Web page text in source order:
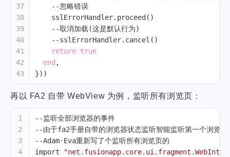
37
38
39
40
41
42
43
--忽略错误
    sslErrorHandler.proceed()
--取消加载(这是默认行为)
--sslErrorHandler.cancel()
return true
end ,
}))
再以 FA2 自带 WebView 为例，监听所有浏览页：
1
2
3
4
--监听全部浏览器的事件
--由于fa2手册自带的浏览器状态监听智能监听第一个浏览页
--Adam·Eva重新写了个监听所有浏览页的
import